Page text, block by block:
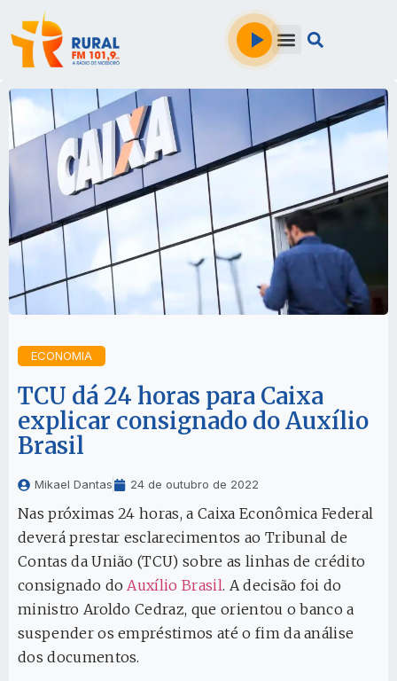
ECONOMIA
TCU dá 24 horas para Caixa
explicar consignado do Auxílio
Brasil
Mikael Dantas 24 de outubro de 2022
Nas próximas 24 horas, a Caixa Econômica Federal
deverá prestar esclarecimentos ao Tribunal de
Contas da União (TCU) sobre as linhas de crédito
consignado doAuxílio Brasil. A decisão foi do
ministro Aroldo Cedraz, que orientou o banco a
suspender os empréstimos até o fim da análise
dos documentos.